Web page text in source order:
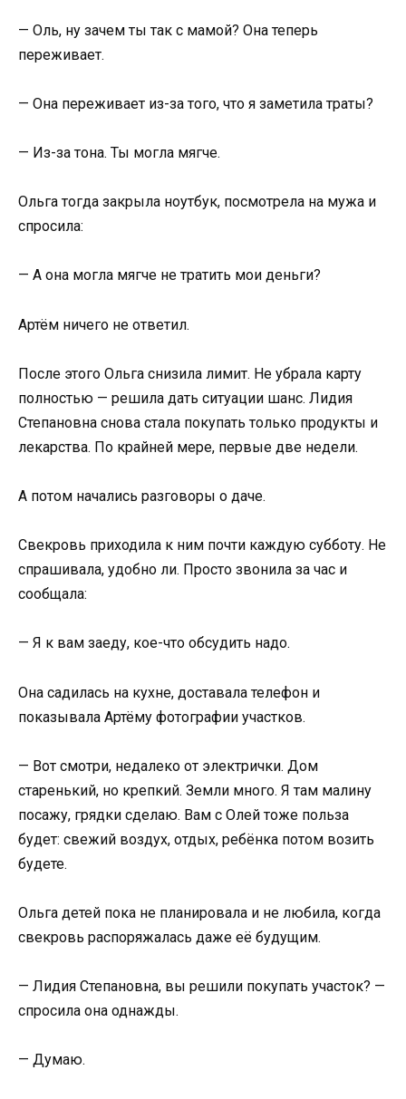
— Оль, ну зачем ты так с мамой? Она теперь
переживает.
— Она переживает из-за того, что я заметила траты?
— Из-за тона. Ты могла мягче.
Ольга тогда закрыла ноутбук, посмотрела на мужа и
спросила:
— А она могла мягче не тратить мои деньги?
Артём ничего не ответил.
После этого Ольга снизила лимит. Не убрала карту
полностью — решила дать ситуации шанс. Лидия
Степановна снова стала покупать только продукты и
лекарства. По крайней мере, первые две недели.
А потом начались разговоры о даче.
Свекровь приходила к ним почти каждую субботу. Не
спрашивала, удобно ли. Просто звонила за час и
сообщала:
— Я к вам заеду, кое-что обсудить надо.
Она садилась на кухне, доставала телефон и
показывала Артёму фотографии участков.
— Вот смотри, недалеко от электрички. Дом
старенький, но крепкий. Земли много. Я там малину
посажу, грядки сделаю. Вам с Олей тоже польза
будет: свежий воздух, отдых, ребёнка потом возить
будете.
Ольга детей пока не планировала и не любила, когда
свекровь распоряжалась даже её будущим.
— Лидия Степановна, вы решили покупать участок? —
спросила она однажды.
— Думаю.